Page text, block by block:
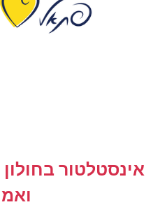
אינסטלטור